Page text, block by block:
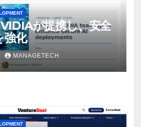
が提携し、安全
強化
MANAGETECH